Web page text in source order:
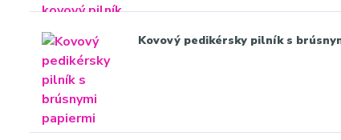
Kovový pedikérsky pilník s